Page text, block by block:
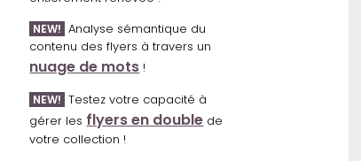
NEW! Analyse sémantique du
contenu des flyers à travers un
nuage de mots !
NEW! Testez votre capacité à
gérer les flyers en double de
votre collection !